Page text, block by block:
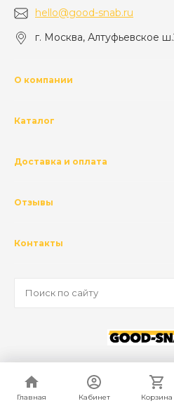
Главная Кабинет Корзина
Главная Кабинет Корзина
hello@good-snab.ru
г. Москва, Алтуфьевское
О компании
Каталог
Доставка и оплата
Отзывы
Контакты
© 2026 ГК Базис, Все
Политика